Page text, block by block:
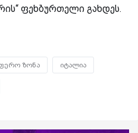
ფეხბურთელი გახდეს.
ზონა იტალია